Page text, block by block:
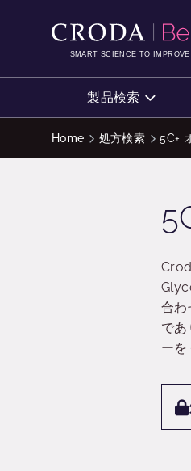
SMART SCIENCE TO
製品検索
Home 処方検索 5C+
合わ
で
ーを